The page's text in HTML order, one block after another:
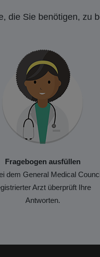
die Sie benötigen,
Fragebogen ausfüllen
dem General Medical
Arzt überprüft Ihre
Antworten.